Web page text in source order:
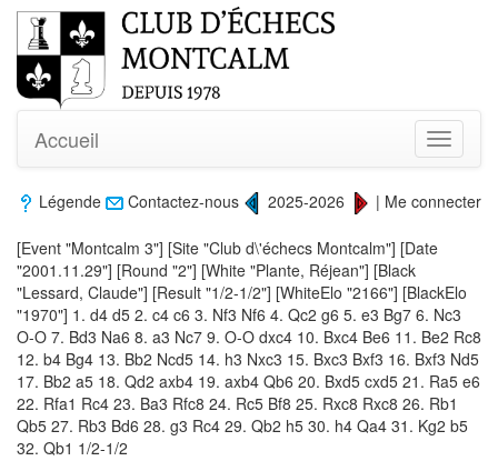
Toggle
Accueil
Légende Contactez-nous 2025-2026 | Me connecter
[Event "Montcalm 3"] [Site "Club d\'échecs Montcalm"] [Date
"2001.11.29"] [Round "2"] [White "Plante, Réjean"] [Black
"Lessard, Claude"] [Result "1/2-1/2"] [WhiteElo "2166"] [BlackElo
"1970"] 1. d4 d5 2. c4 c6 3. Nf3 Nf6 4. Qc2 g6 5. e3 Bg7 6. Nc3
O-O 7. Bd3 Na6 8. a3 Nc7 9. O-O dxc4 10. Bxc4 Be6 11. Be2 Rc8
12. b4 Bg4 13. Bb2 Ncd5 14. h3 Nxc3 15. Bxc3 Bxf3 16. Bxf3 Nd5
17. Bb2 a5 18. Qd2 axb4 19. axb4 Qb6 20. Bxd5 cxd5 21. Ra5 e6
22. Rfa1 Rc4 23. Ba3 Rfc8 24. Rc5 Bf8 25. Rxc8 Rxc8 26. Rb1
Qb5 27. Rb3 Bd6 28. g3 Rc4 29. Qb2 h5 30. h4 Qa4 31. Kg2 b5
32. Qb1 1/2-1/2